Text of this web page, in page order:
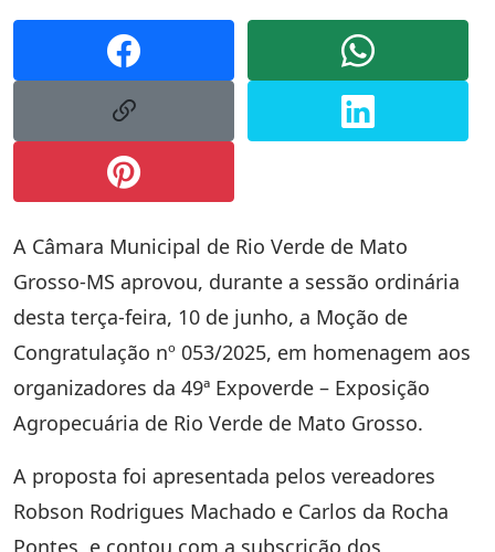
A Câmara Municipal de Rio Verde de Mato
Grosso-MS aprovou, durante a sessão ordinária
desta terça-feira, 10 de junho, a Moção de
Congratulação nº 053/2025, em homenagem aos
organizadores da 49ª Expoverde – Exposição
Agropecuária de Rio Verde de Mato Grosso.
A proposta foi apresentada pelos vereadores
Robson Rodrigues Machado e Carlos da Rocha
Pontes , e contou com a subscrição dos